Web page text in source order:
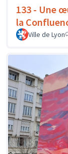
133 - Une
la
Ville de Lyon